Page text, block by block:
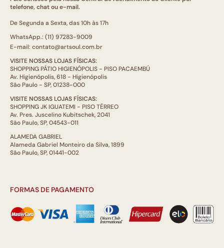
telefone, chat ou e-mail.
De Segunda a Sexta, das 10h às 17h
WhatsApp.: (11) 97283-9009
E-mail: contato@artsoul.com.br
VISITE NOSSAS LOJAS FÍSICAS:
SHOPPING PÁTIO HIGIENÓPOLIS - PISO PACAEMBÚ
Av. Higienópolis, 618 - Higienópolis
São Paulo - SP, 01238-000
VISITE NOSSAS LOJAS FÍSICAS:
SHOPPING JK IGUATEMI - PISO TÉRREO
Av. Pres. Juscelino Kubitschek, 2041
São Paulo, SP, 04543-011
ALAMEDA GABRIEL
Alameda Gabriel Monteiro da Silva, 1899
São Paulo, SP, 01441-002
FORMAS DE PAGAMENTO